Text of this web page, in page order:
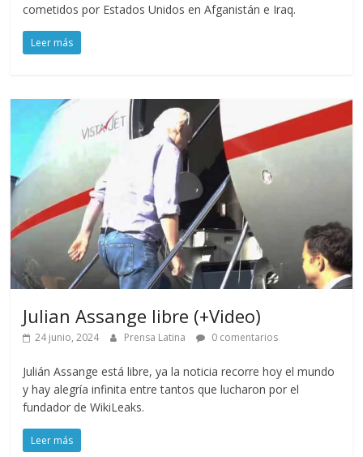
cometidos por Estados Unidos en Afganistán e Iraq.
Leer más
Julian Assange libre (+Video)
24 junio, 2024 Prensa Latina 0 comentarios
Julián Assange está libre, ya la noticia recorre hoy el mundo
y hay alegría infinita entre tantos que lucharon por el
fundador de WikiLeaks.
Leer más